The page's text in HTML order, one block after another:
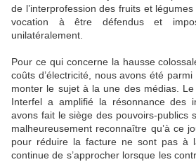
de l’interprofession des fruits et
vocation à être défendus et
unilatéralement.
Pour ce qui concerne la hausse
coûts d’électricité, nous avons été
monter le sujet à la une des médias.
Interfel a amplifié la résonnance des
avons fait le siège des pouvoirs-publics
malheureusement reconnaître qu’à ce
pour réduire la facture ne sont pas à
continue de s’approcher lorsque les